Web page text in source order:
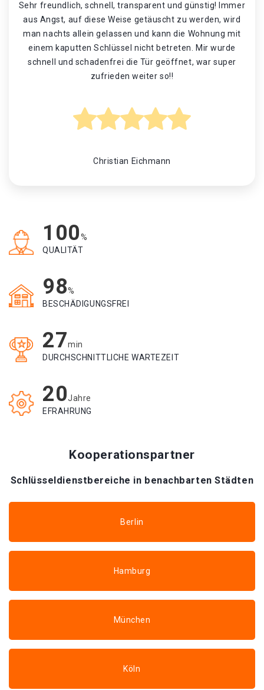
Sehr freundlich, schnell, transparent und günstig! Immer
aus Angst, auf diese Weise getäuscht zu werden, wird
man nachts allein gelassen und kann die Wohnung mit
einem kaputten Schlüssel nicht betreten. Mir wurde
schnell und schadenfrei die Tür geöffnet, war super
zufrieden weiter so!!
Christian Eichmann
100%
QUALITÄT
98%
BESCHÄDIGUNGSFREI
27min
DURCHSCHNITTLICHE WARTEZEIT
20Jahre
EFRAHRUNG
Kooperationspartner
Schlüsseldienstbereiche in benachbarten Städten
Berlin
Hamburg
München
Köln